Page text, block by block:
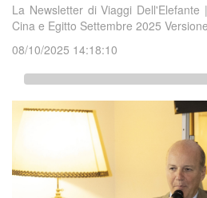
La Newsletter di Viaggi
Cina e Egitto Settembre 2025
08/10/2025 14:18:10